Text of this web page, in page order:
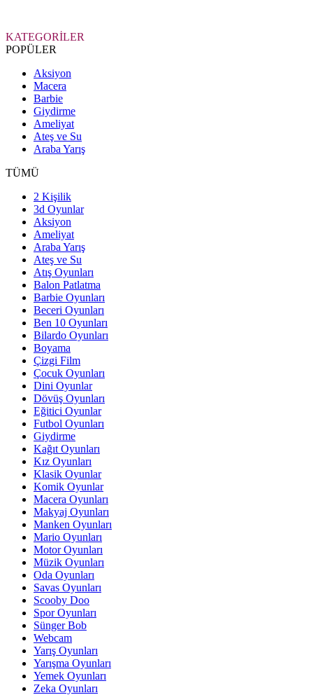
KATEGORİLER
POPÜLER
Aksiyon
Macera
Barbie
Giydirme
Ameliyat
Ateş ve Su
Araba Yarış
TÜMÜ
2 Kişilik
3d Oyunlar
Aksiyon
Ameliyat
Araba Yarış
Ateş ve Su
Atış Oyunları
Balon Patlatma
Barbie Oyunları
Beceri Oyunları
Ben 10 Oyunları
Bilardo Oyunları
Boyama
Çizgi Film
Çocuk Oyunları
Dini Oyunlar
Dövüş Oyunları
Eğitici Oyunlar
Futbol Oyunları
Giydirme
Kağıt Oyunları
Kız Oyunları
Klasik Oyunlar
Komik Oyunlar
Macera Oyunları
Makyaj Oyunları
Manken Oyunları
Mario Oyunları
Motor Oyunları
Müzik Oyunları
Oda Oyunları
Savas Oyunları
Scooby Doo
Spor Oyunları
Sünger Bob
Webcam
Yarış Oyunları
Yarışma Oyunları
Yemek Oyunları
Zeka Oyunları